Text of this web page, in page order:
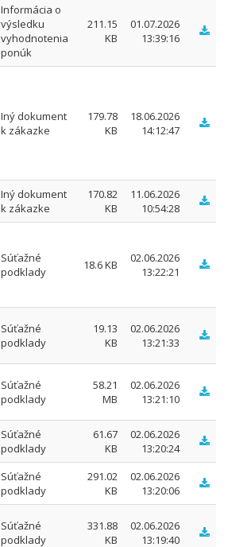
Informácia o
výsledku
vyhodnotenia
ponúk
211.15
KB
01.07.2026
13:39:16
Iný dokument
k zákazke
179.78
KB
18.06.2026
14:12:47
Iný dokument
k zákazke
170.82
KB
11.06.2026
10:54:28
Súťažné
podklady
18.6 KB
02.06.2026
13:22:21
Súťažné
podklady
19.13
KB
02.06.2026
13:21:33
Súťažné
podklady
58.21
MB
02.06.2026
13:21:10
Súťažné
podklady
61.67
KB
02.06.2026
13:20:24
Súťažné
podklady
291.02
KB
02.06.2026
13:20:06
Súťažné
podklady
331.88
KB
02.06.2026
13:19:40